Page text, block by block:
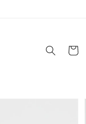
Panier